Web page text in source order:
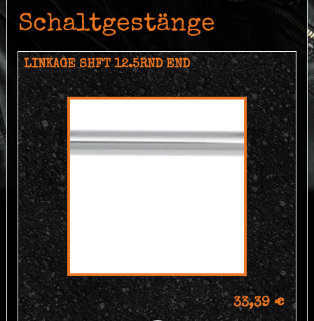
Schaltgestänge
LINKAGE SHFT 12.5RND END
33,39 €